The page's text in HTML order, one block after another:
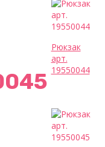
Рюкзак
арт.
19550044